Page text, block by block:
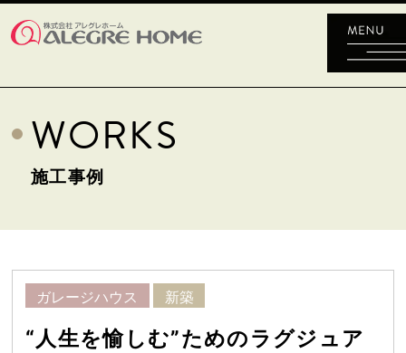
WORKS
施工事例
ガレージハウス 新築
“人生を愉しむ”ためのラグジュア